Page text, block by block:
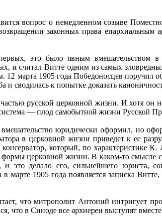
вопрос о немедленном созыве
законных права епархиальным
это было явным вмешательством в
и считал Витте одним из самых
марта 1905 года Победоносцев поручил
и сводилась к попытке доказать
русской церковной жизни. И хотя он
— плод самобытной жизни Русской
юридически оформил, но
в церковной жизни приведет к ее
который, по характеристике К.
церковной жизни. В каком-то смысле
и это делало его, сильнейшего юриста,
1905 года появляется записка
что митрополит Антоний интригует
в Синоде все архиереи выступят